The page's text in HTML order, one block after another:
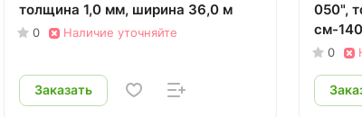
толщина 1,0 мм, ширина 36,0 м
0 Наличие уточняйте
Заказать
050",
см-
0